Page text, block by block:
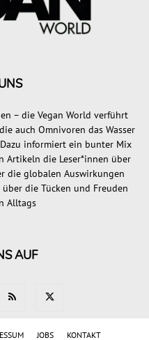
– die Vegan World verführt
auch Omnivoren das Wasser
informiert ein bunter Mix
Artikeln die Leser*innen über
die globalen Auswirkungen
die Tücken und Freuden
Alltags
AUF
JOBS KONTAKT